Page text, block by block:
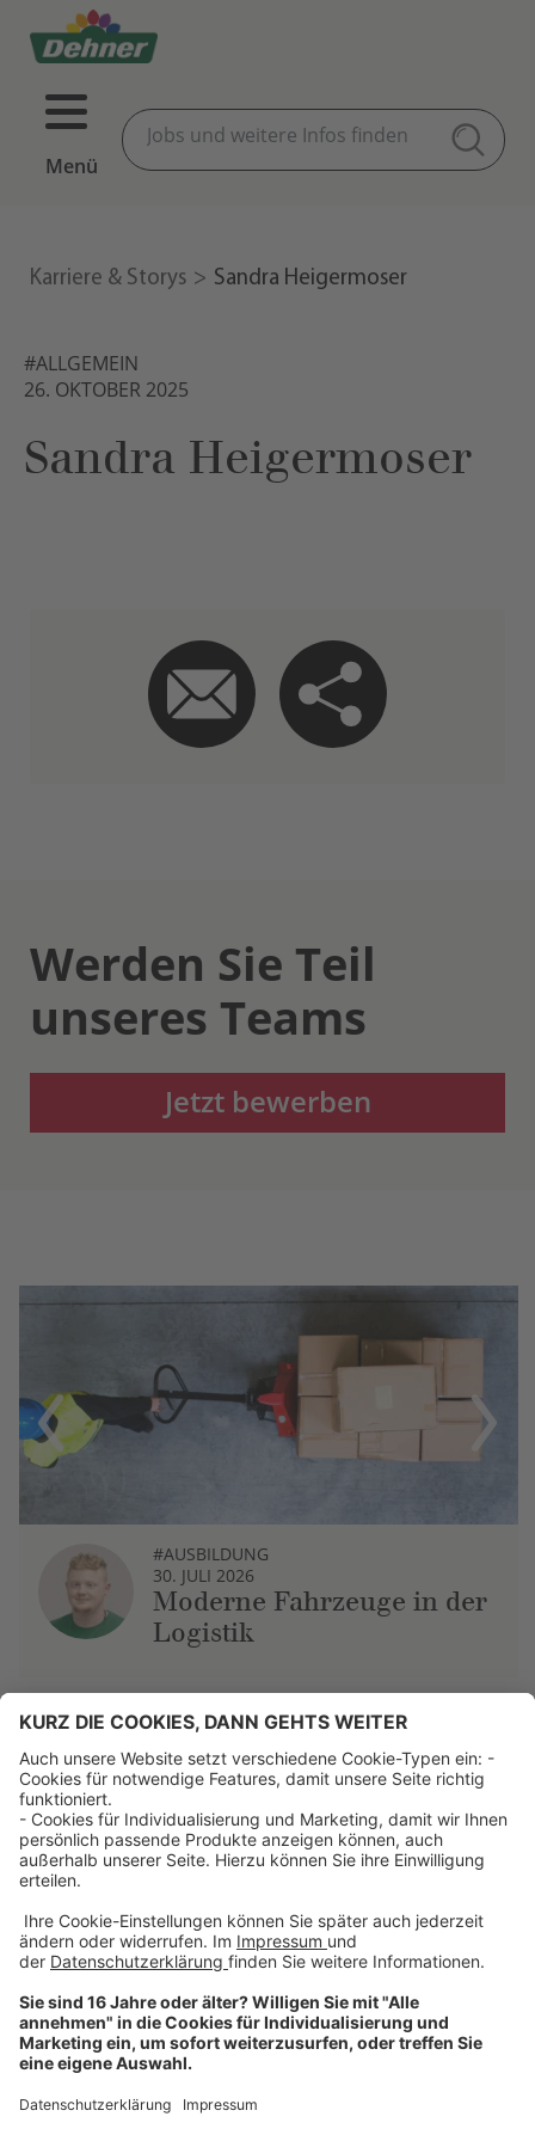
Menü
Karriere & Storys Sandra Heigermoser
#ALLGEMEIN
26. OKTOBER 2025
Sandra Heigermoser
Werden Sie Teil
unseres Teams
Jetzt bewerben
Previous
#AUSBILDUNG
30. JULI 2026
Moderne Fahrzeuge in der
Logistik
Next
Über uns
Dehner Unternehmen
Jobs bei Dehner